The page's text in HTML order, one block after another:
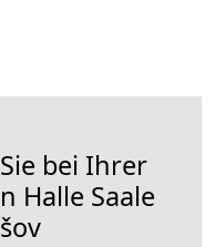
bei Ihrer
Halle Saale